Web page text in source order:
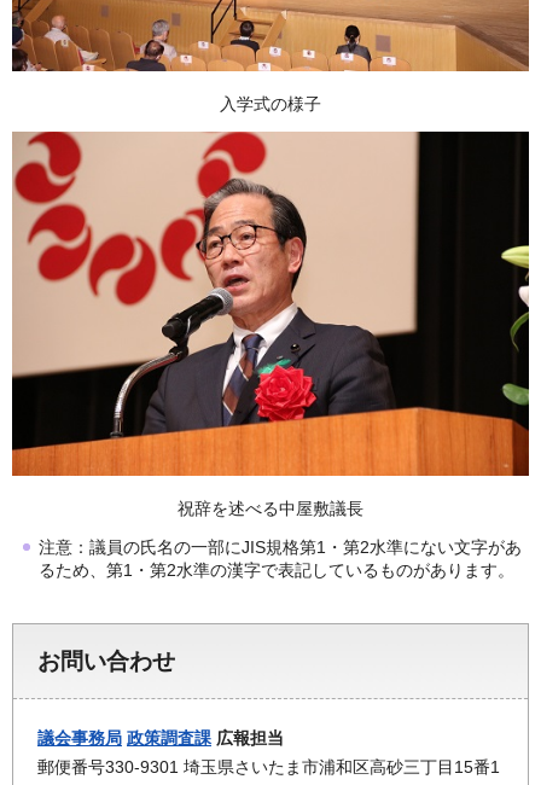
入学式の様子
祝辞を述べる中屋敷議長
注意：議員の氏名の一部にJIS規格第1・第2水準にない文字があ
るため、第1・第2水準の漢字で表記しているものがあります。
お問い合わせ
議会事務局 政策調査課 広報担当
郵便番号330-9301 埼玉県さいたま市浦和区高砂三丁目15番1